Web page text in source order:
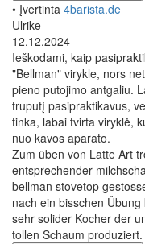
• Įvertinta 4barista.de
Ulrike
12.12.2024
Ieškodami, kaip
"Bellman" virykle, nors
pieno putojimo antgaliu.
truputį pasipraktikavus,
tinka, labai tvirta viryklė,
nuo kavos aparato.
Zum üben von Latte Art
entsprechender
bellman stovetop
nach ein bisschen
sehr solider Kocher der
tollen Schaum produziert.